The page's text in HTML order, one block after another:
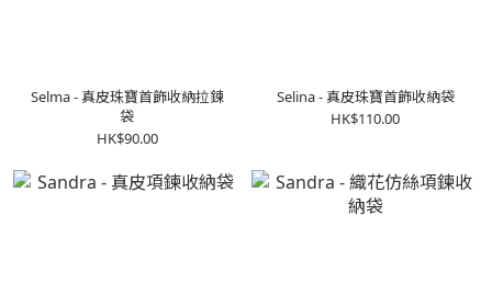
Selma - 真皮珠寶首飾收納拉鍊
袋
HK$90.00
Selina - 真皮珠寶首飾收納袋
HK$110.00